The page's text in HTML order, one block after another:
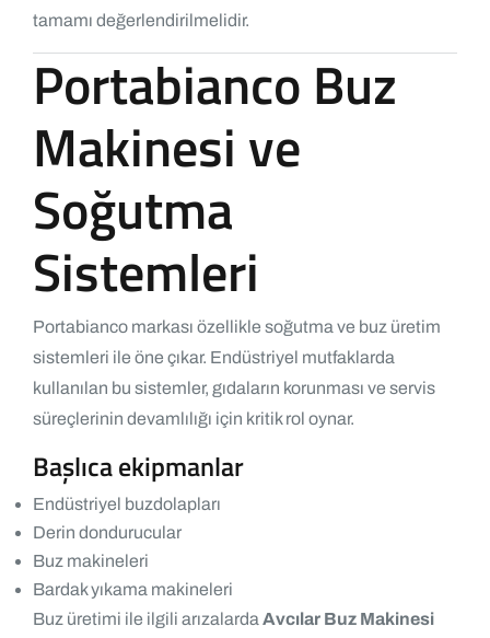
tamamı değerlendirilmelidir.
Portabianco Buz
Makinesi ve
Soğutma
Sistemleri
Portabianco markası özellikle soğutma ve buz üretim
sistemleri ile öne çıkar. Endüstriyel mutfaklarda
kullanılan bu sistemler, gıdaların korunması ve servis
süreçlerinin devamlılığı için kritik rol oynar.
Başlıca ekipmanlar
Endüstriyel buzdolapları
Derin dondurucular
Buz makineleri
Bardak yıkama makineleri
Buz üretimi ile ilgili arızalarda Avcılar Buz Makinesi